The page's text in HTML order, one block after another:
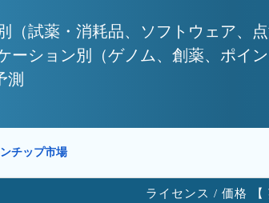
（試薬・消耗品、ソフトウェア、
ーション別（ゲノム、創薬、ポイ
測
チップ市場
ライセンス / 価格 【